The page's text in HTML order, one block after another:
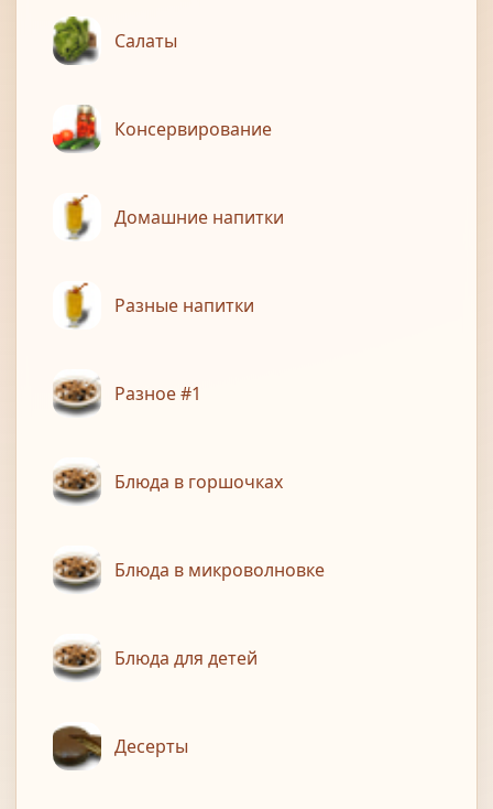
Салаты
Консервирование
Домашние напитки
Разные напитки
Разное #1
Блюда в горшочках
Блюда в микроволновке
Блюда для детей
Десерты